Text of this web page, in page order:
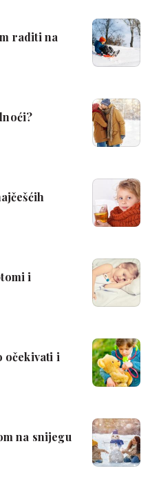
raditi na
i
očekivati i
na snijegu